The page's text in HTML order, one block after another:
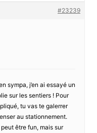
#23239
sympa, j’en ai essayé un
sur les sentiers ! Pour
tu vas te galerrer
au stationnement.
être fun, mais sur